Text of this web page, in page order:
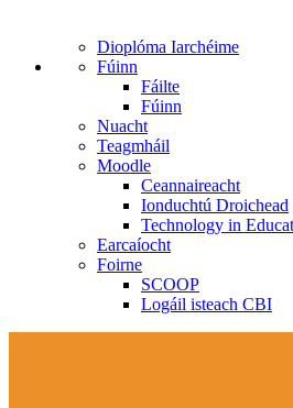
Dioplóma Iarchéime
Fúinn
Fáilte
Fúinn
Nuacht
Teagmháil
Moodle
Ceannaireacht
Ionduchtú Droichead
Technology in
Earcaíocht
Foirne
SCOOP
Logáil isteach CBI